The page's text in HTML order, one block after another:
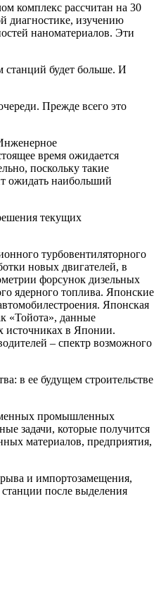
комплекс рассчитан на 30
диагностике, изучению
наноматериалов. Эти
станций будет больше. И
Прежде всего это
время ожидается
поскольку такие
ожидать наибольший
текущих
турбовентиляторного
новых двигателей, в
форсунок дизельных
ядерного топлива. Японские
Японская
«Тойота», данные
источниках в Японии.
– спектр возможного
в ее будущем строительстве
промышленных
задачи, которые получится
материалов, предприятия,
и импортозамещения,
станции после выделения